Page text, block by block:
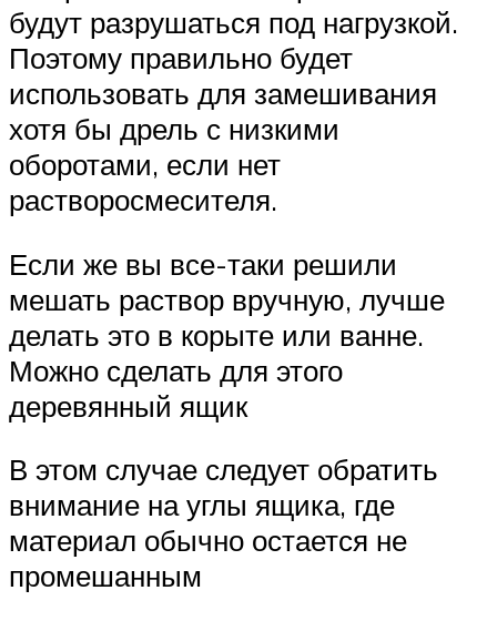
будут разрушаться под нагрузкой.
Поэтому правильно будет
использовать для замешивания
хотя бы дрель с низкими
оборотами, если нет
растворосмесителя.
Если же вы все-таки решили
мешать раствор вручную, лучше
делать это в корыте или ванне.
Можно сделать для этого
деревянный ящик
В этом случае следует обратить
внимание на углы ящика, где
материал обычно остается не
промешанным